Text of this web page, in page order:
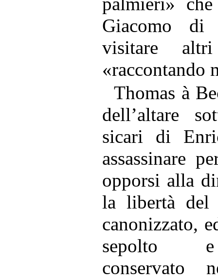
Giacomo di
visitare
«raccontando
Thomas à
dell’altare
sicari di
assassinare
opporsi alla
la libertà del
canonizzato,
sepolto e
conservato